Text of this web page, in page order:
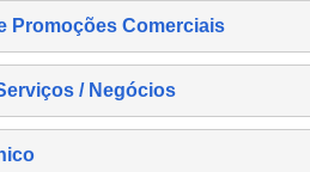
Promoções Comerciais
/ Negócios